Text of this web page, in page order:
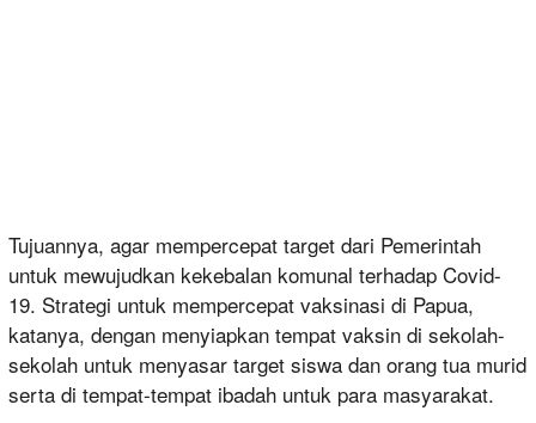
Tujuannya, agar mempercepat target dari Pemerintah
untuk mewujudkan kekebalan komunal terhadap Covid-
19. Strategi untuk mempercepat vaksinasi di Papua,
katanya, dengan menyiapkan tempat vaksin di sekolah-
sekolah untuk menyasar target siswa dan orang tua murid
serta di tempat-tempat ibadah untuk para masyarakat.